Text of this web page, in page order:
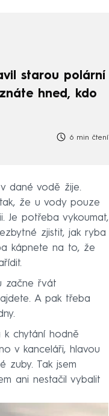
starou polární
hned, kdo
6 min čtení
dané vodě žije.
že u vody pouze
Je potřeba vykoumat,
zjistit, jak ryba
kápnete na to, že
začne řvát
A pak třeba
k chytání hodně
v kanceláři, hlavou
zuby. Tak jsem
ani nestačil vybalit